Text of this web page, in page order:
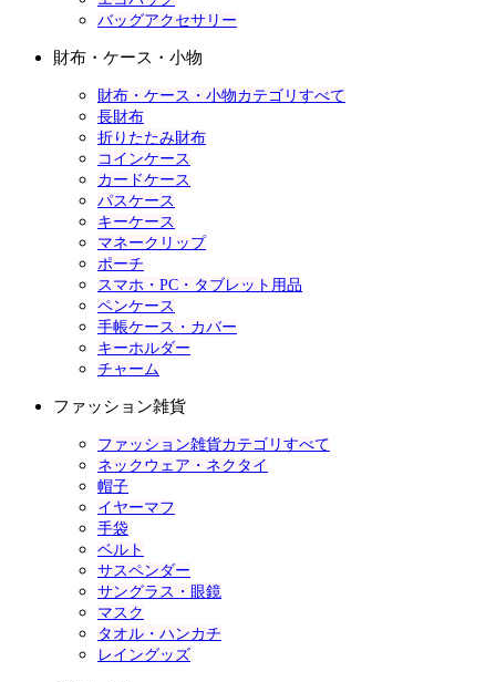
バッグアクセサリー
財布・ケース・小物
財布・ケース・小物カテゴリすべて
長財布
折りたたみ財布
コインケース
カードケース
パスケース
キーケース
マネークリップ
ポーチ
スマホ・PC・タブレット用品
ペンケース
手帳ケース・カバー
キーホルダー
チャーム
ファッション雑貨
ファッション雑貨カテゴリすべて
ネックウェア・ネクタイ
帽子
イヤーマフ
手袋
ベルト
サスペンダー
サングラス・眼鏡
マスク
タオル・ハンカチ
レイングッズ